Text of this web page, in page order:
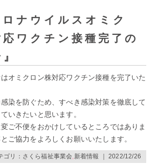
ロナウイルスオミク
応ワクチン接種完了の
オミクロン株対応ワクチン接種を完了いた
染を防ぐため、すべき感染対策を徹底して
いきたいと思います。
ご不便をおかけしているところではありま
ご協力をよろしくお願いいたします。
ゴリ： さくら福祉事業会 新着情報 ｜ 2022/12/26